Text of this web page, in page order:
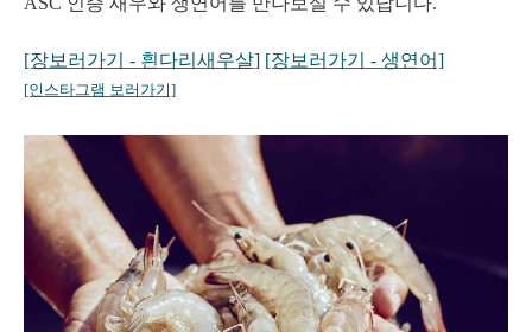
[장보러가기 - 흰다리새우살] [장보러가기 - 생연어]
[인스타그램 보러가기]